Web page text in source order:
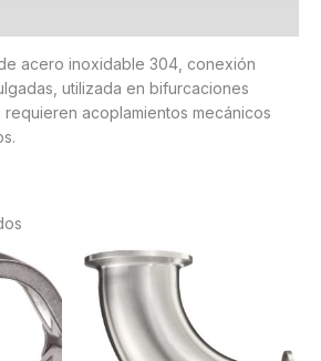
acero inoxidable 304, conexión
utilizada en bifurcaciones
acoplamientos mecánicos